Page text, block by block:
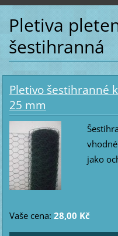
Pletiva
šestihranná
Pletivo šestihranné
25 mm
jako
Vaše cena: 28,00 Kč